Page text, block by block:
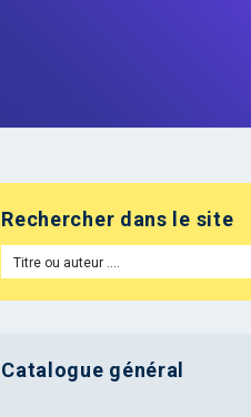
Rechercher dans le site
Catalogue général